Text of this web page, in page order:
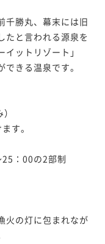
千勝丸、幕末には旧
たと言われる源泉を
ットリゾート」
きる温泉です。
す。
：00の2部制
火の灯に包まれなが